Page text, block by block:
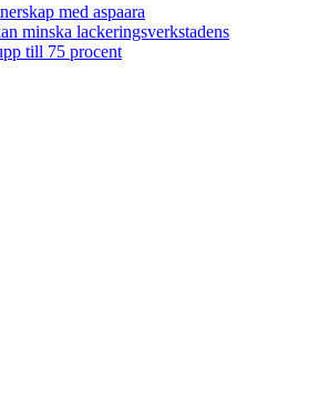
med aspaara
minska lackeringsverkstadens
till 75 procent